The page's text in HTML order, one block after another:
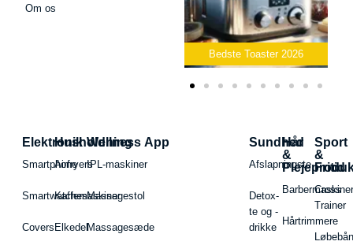
Om os
Bedste Toaster 2026
Elektronik
Smartphone
Smartwatches
Covers
Husholdning
Airfryers
Kaffemaskiner
Elkedel
Wellness App
IPL-maskiner
Massagestol
Massagesæde
Sundhed
Afslapningste
Detox-
te og -
drikke
Hår
&
Hårtrimmere
Sport
&
Fritid
Cross
Trainer